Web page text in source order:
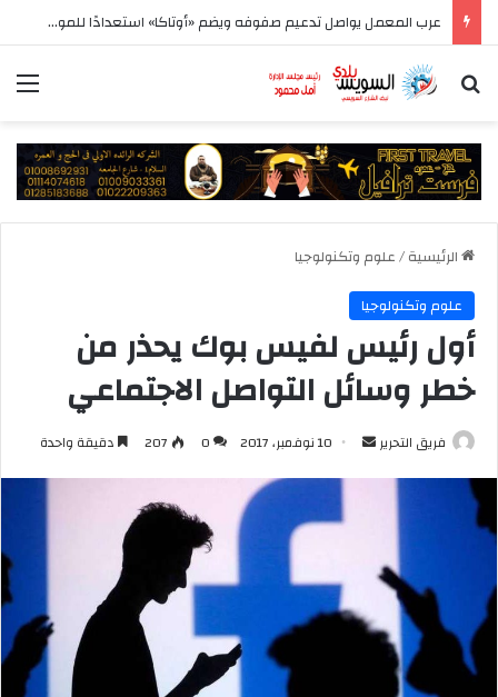
الأهلي يواصل تحضيراته في إسبانيا قبل مواجهة برشلونة وانطلاق الدوري
بحث عن
الرئيسية/علوم وتكنولوجيا
علوم وتكنولوجيا
أول رئيس لفيس بوك يحذر من
خطر وسائل التواصل الاجتماعي
فريق التحرير
أرسل 10 نوفمبر، 2017 0
207 دقيقة واحدة